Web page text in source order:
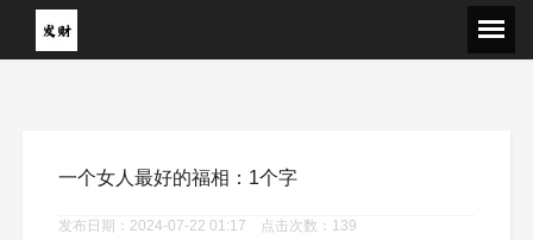
一个女人最好的福相：1个字
发布日期：2024-07-22 01:17 点击次数：139